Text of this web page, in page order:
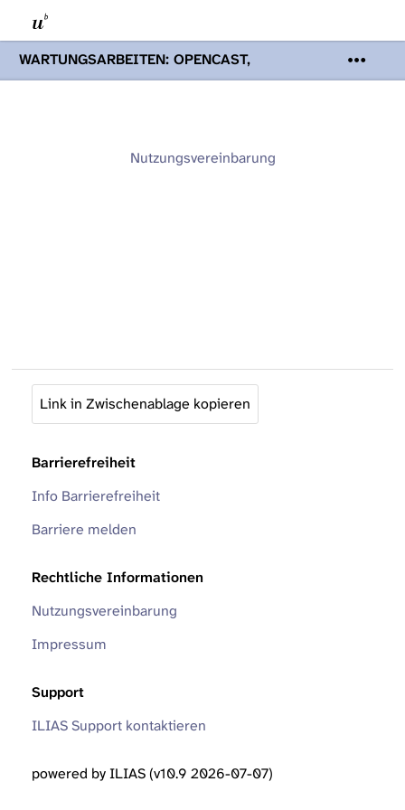
WARTUNGSARBEITEN: OPENCAST,
PODCASTS & TOBIRA
Mi 19. August
Opencast-Videos und Tobira nicht zur
Nutzungsvereinbarung
Link in Zwischenablage kopieren
Barrierefreiheit
Info Barrierefreiheit
Barriere melden
Rechtliche Informationen
Nutzungsvereinbarung
Impressum
Support
ILIAS Support kontaktieren
powered by ILIAS (v10.9 2026-07-07)